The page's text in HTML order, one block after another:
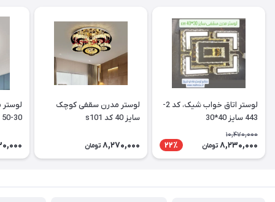
لوستر اتاق خواب شیک، کد 2-
443 سایز 40*30
10,470,000
8,230,000 تومان 22٪
لوستر مدرن سقفی کوچک
سایز 40 کد s101
8,270,000 تومان
30-50